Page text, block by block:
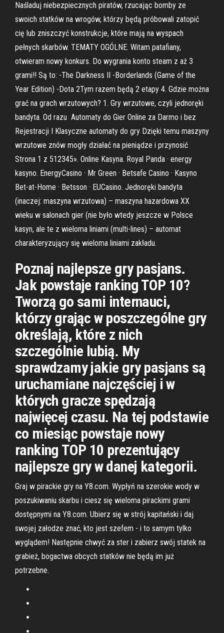
Naśladuj niebezpiecznych piratów, rzucając bomby ze
swoich statków na wrogów, którzy będą próbowali zatopić
cię lub zniszczyć konstrukcje, które mają na wyspach
pełnych skarbów. TEMATY OGÓLNE. Witam patafiany,
otwieram nowy konkurs. Do wygrania konto steam z aż 3
grami!! Są to: -The Darkness II -Borderlands (Game of the
Year Edition) -Dota 2Tym razem będą 2 etapy 4. Gdzie można
grać na grach wrzutowych? 1. Gry wrzutowe, czyli jednoręki
bandyta. Od razu Automaty do Gier Online za Darmo i bez
Rejestracji I Klasyczne automaty do gry Dzięki temu maszyny
wrzutowe znów mogły działać na pieniądze i przynosić
Strona 1 z 512345». Online Kasyna. Royal Panda · energy
kasyno. EnergyCasino · Mr Green · Betsafe Casino · Kasyno
Bet-at-Home · Betsson · EUCasino. Jednoręki bandyta
(inaczej: maszyna wrzutowa) – maszyna hazardowa XX
wieku w salonach gier (nie było wtedy jeszcze w Polsce
kasyn, ale te z wieloma liniami (multi-lines) – automat
charakteryzujący się wieloma liniami zakładu.
Poznaj najlepsze gry pasjans.
Jak powstaje ranking TOP 10?
Tworzą go sami internauci,
którzy grając w poszczególne gry
określają, które z nich
szczególnie lubią. My
sprawdzamy jakie gry pasjans są
uruchamiane najczęściej i w
których gracze spędzają
najwięcej czasu. Na tej podstawie
co miesiąc powstaje nowy
ranking TOP 10 prezentujący
najlepsze gry w danej kategorii.
Graj w pirackie gry na Y8.com. Wypłyń na szerokie wody w
poszukiwaniu skarbu i ciesz się wieloma pirackimi grami
dostępnymi na Y8.com. Ubierz się w strój kapitański i daj
swojej załodze znać, kto jest szefem - i to samym tylko
wyglądem! Następnie chwyć za ster i zabierz swój statek na
grabież, bogactwa obcych statków nie będą im już
potrzebne.